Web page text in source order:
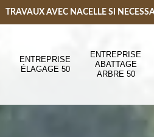
TRAVAUX AVEC NACELLE SI
ENTREPRISE
ÉLAGAGE 50
ENTREPRISE
ABATTAGE
ARBRE 50